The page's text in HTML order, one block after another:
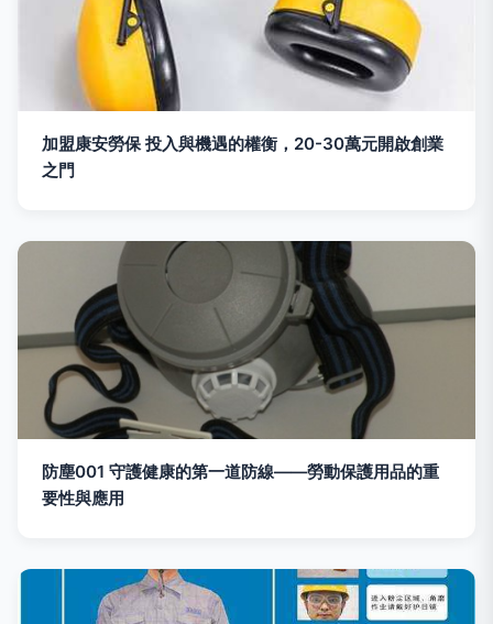
加盟康安勞保 投入與機遇的權衡，20-30萬元開啟創業
之門
防塵001 守護健康的第一道防線——勞動保護用品的重
要性與應用